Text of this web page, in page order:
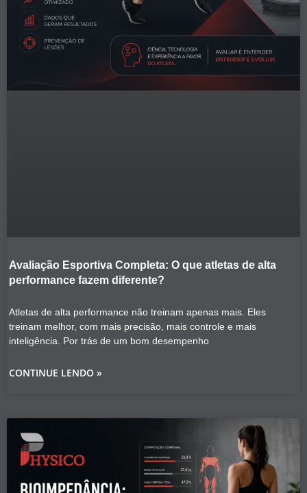
Avaliação Esportiva Completa: O que atletas de alta
performance fazem diferente?
Atletas de alta performance não treinam apenas mais. Eles
treinam melhor, com mais precisão, mais controle e mais
inteligência. Por trás de um bom desempenho
CONTINUE LENDO »